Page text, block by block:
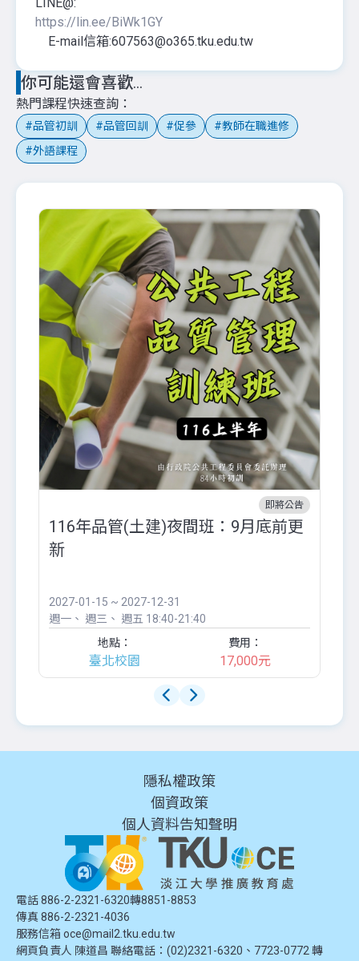
https://lin.ee/BiWk1GY
E-mail信箱:607563@o365.tku.edu.tw
你可能還會喜歡...
熱門課程快速查詢
品管初訓 品管回訓 促參
教師在職進修
外語課程
即將公告
116年品管(土建)夜間班：9月底前更
新
2027-01-15 ~ 2027-12-31
週一
週三 週五 18:40-21:40
地點：
臺北校園
費用：
17,000元
隱私權政策
個資政策
個人資料告知聲明
電話 886-2-2321-6320轉8851-8853
傳真 886-2-2321-4036
服務信箱 oce@mail2.tku.edu.tw
網頁負責人 陳道昌 聯絡電話：(02)2321-6320、7723-0772 轉